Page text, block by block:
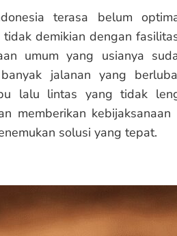
terasa belum
demikian dengan
umum yang usianya
jalanan yang
lalu lintas yang tidak
memberikan
solusi yang tepat.